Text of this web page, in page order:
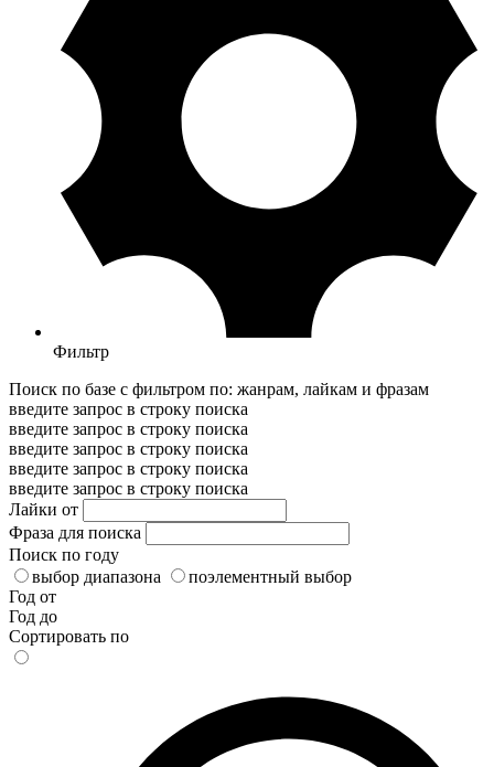
Фильтр
Поиск по базе с фильтром по: жанрам, лайкам и фразам
введите запрос в строку поиска
введите запрос в строку поиска
введите запрос в строку поиска
введите запрос в строку поиска
введите запрос в строку поиска
Лайки от
Фраза для поиска
Поиск по году
выбор диапазона
поэлементный выбор
Год от
Год до
Сортировать по